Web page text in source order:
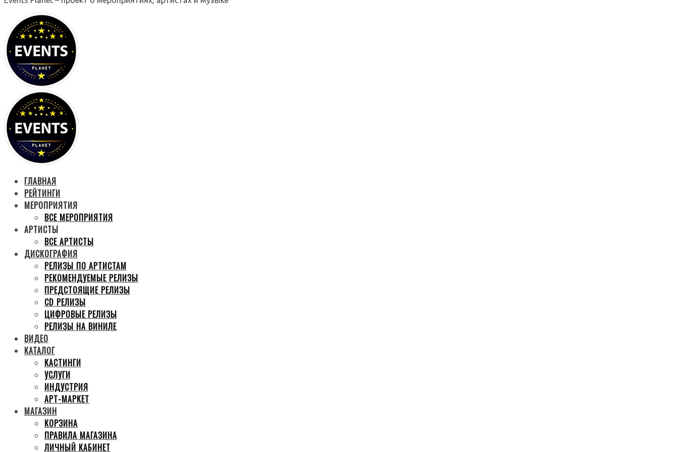
ГЛАВНАЯ
РЕЙТИНГИ
МЕРОПРИЯТИЯ
ВСЕ МЕРОПРИЯТИЯ
АРТИСТЫ
ВСЕ АРТИСТЫ
ДИСКОГРАФИЯ
РЕЛИЗЫ ПО АРТИСТАМ
РЕКОМЕНДУЕМЫЕ РЕЛИЗЫ
ПРЕДСТОЯЩИЕ РЕЛИЗЫ
CD РЕЛИЗЫ
ЦИФРОВЫЕ РЕЛИЗЫ
РЕЛИЗЫ НА ВИНИЛЕ
ВИДЕО
КАТАЛОГ
КАСТИНГИ
УСЛУГИ
ИНДУСТРИЯ
АРТ-МАРКЕТ
МАГАЗИН
КОРЗИНА
ПРАВИЛА МАГАЗИНА
ЛИЧНЫЙ КАБИНЕТ